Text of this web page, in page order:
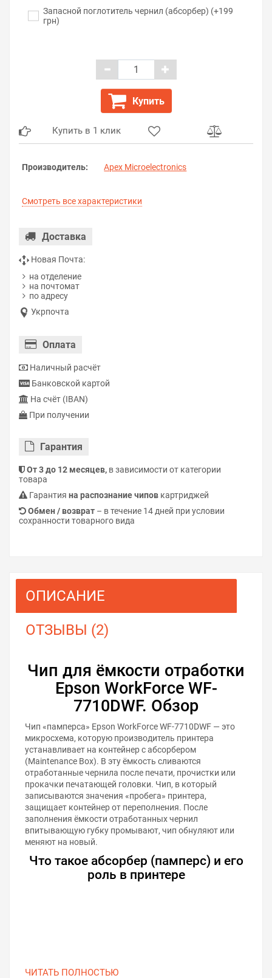
Запасной поглотитель чернил (абсорбер) (+199
грн)
Купить
Купить в 1 клик
Производитель: Apex Microelectronics
Смотреть все характеристики
Доставка
Новая Почта:
на отделение
на почтомат
по адресу
Укрпочта
Оплата
Наличный расчёт
Банковской картой
На счёт (IBAN)
При получении
Гарантия
От 3 до 12 месяцев, в зависимости от категории
товара
Гарантия на распознание чипов картриджей
Обмен / возврат – в течение 14 дней при условии
сохранности товарного вида
ОПИСАНИЕ
ОТЗЫВЫ (2)
Чип для ёмкости отработки
Epson WorkForce WF-
7710DWF. Обзор
Чип «памперса» Epson WorkForce WF-7710DWF — это
микросхема, которую производитель принтера
устанавливает на контейнер с абсорбером
(Maintenance Box). В эту ёмкость сливаются
отработанные чернила после печати, прочистки или
прокачки печатающей головки. Чип, в который
записываются значения «пробега» принтера,
защищает контейнер от переполнения. После
заполнения ёмкости отработанных чернил
впитывающую губку промывают, чип обнуляют или
меняют на новый.
Что такое абсорбер (памперс) и его
роль в принтере
ЧИТАТЬ ПОЛНОСТЬЮ